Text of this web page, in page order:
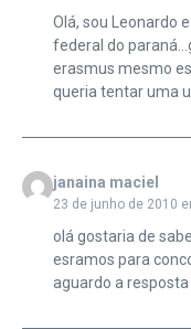
Olá, sou Leonardo
federal do
erasmus mesmo
queria tentar uma
janaina maciel
23 de junho de 2010
olá gostaria de
esramos para
aguardo a resposta